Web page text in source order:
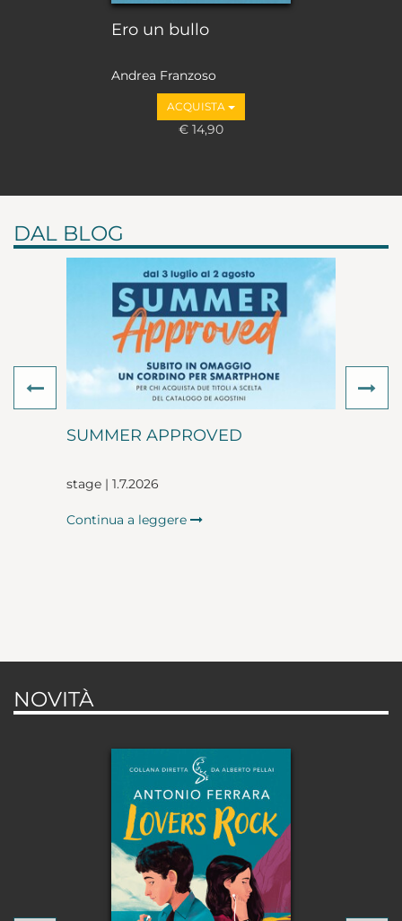
Ero un bullo
Andrea Franzoso
ACQUISTA
€ 14,90
DAL BLOG
SUMMER APPROVED
stage | 1.7.2026
Continua a leggere
Previous
NOVITÀ